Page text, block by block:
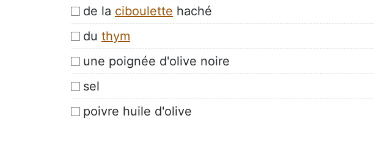
de la ciboulette haché
du thym
une poignée d'olive noire
sel
poivre huile d'olive